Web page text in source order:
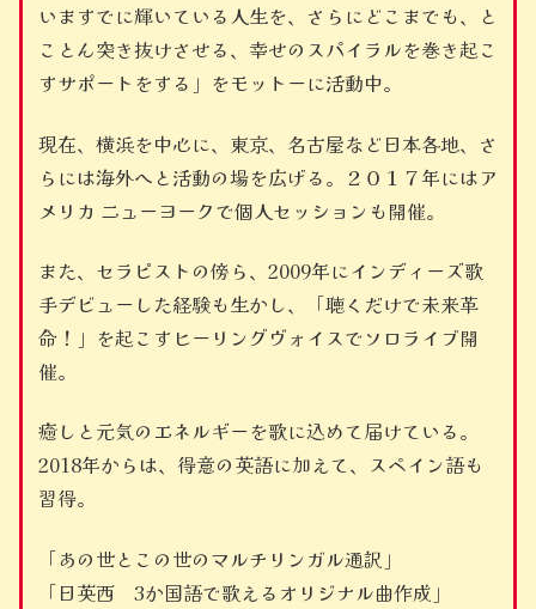
いますでに輝いている人生を、さらにどこまでも、と
ことん突き抜けさせる、幸せのスパイラルを巻き起こ
すサポートをする」をモットーに活動中。
現在、横浜を中心に、東京、名古屋など日本各地、さ
らには海外へと活動の場を広げる。２０１７年にはア
メリカ ニューヨークで個人セッションも開催。
また、セラピストの傍ら、2009年にインディーズ歌
手デビューした経験も生かし、「聴くだけで未来革
命！」を起こすヒーリングヴォイスでソロライブ開
催。
癒しと元気のエネルギーを歌に込めて届けている。
2018年からは、得意の英語に加えて、スペイン語も
習得。
「あの世とこの世のマルチリンガル通訳」
「日英西 3か国語で歌えるオリジナル曲作成」